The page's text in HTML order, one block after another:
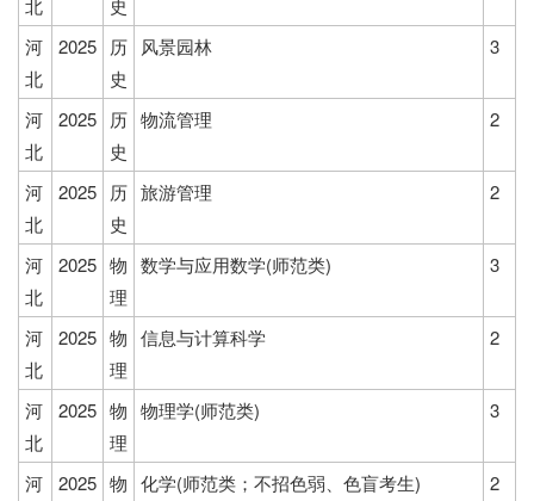
北
史
河
北
2025 历
史
风景园林 3
河
北
2025 历
史
物流管理 2
河
北
2025 历
史
旅游管理 2
河
北
2025 物
理
数学与应用数学(师范类) 3
河
北
2025 物
理
信息与计算科学 2
河
北
2025 物
理
物理学(师范类) 3
河
2025 物 化学(师范类；不招色弱、色盲考生) 2